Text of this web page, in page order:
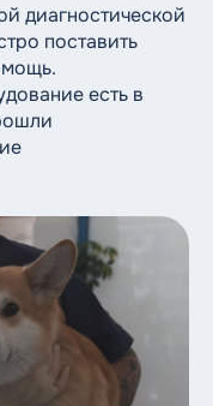
диагностической
поставить
есть в